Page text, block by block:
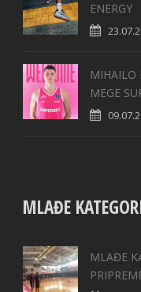
ENERGY
MIHAILO
MEGE
MLAĐE
MLAĐE